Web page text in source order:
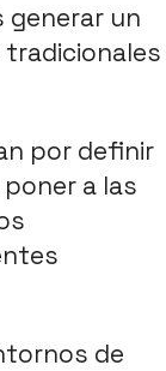
generar un
por definir
a las
de